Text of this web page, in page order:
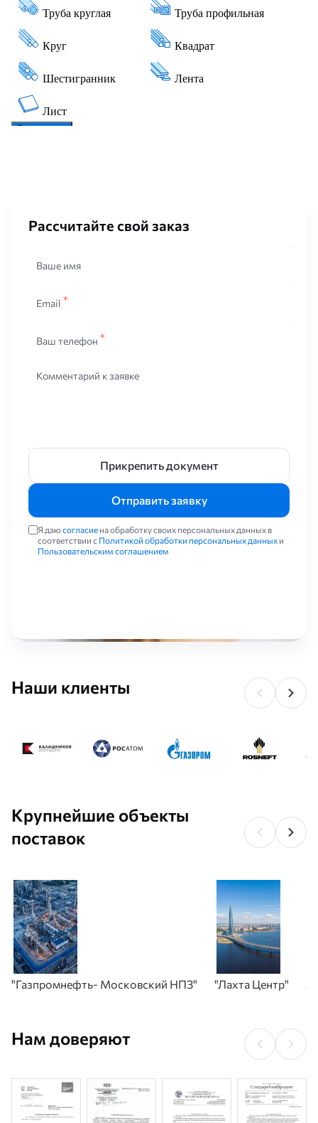
Рассчитайте свой заказ
Ваше имя
Email
Ваш телефон
Комментарий к заявке
Прикрепить документ
Отправить заявку
Я даюсогласие на обработку своих персональных данных в
соответствии с Политикой обработки персональных данных и
Пользовательским соглашением
Наши клиенты
Крупнейшие объекты
поставок
"Газпромнефть- Московский НПЗ" "Лахта Центр"
Нам доверяют